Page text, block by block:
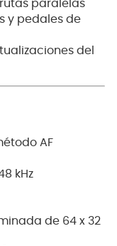
paralelas
y pedales de
del
AF
kHz
de 64 x 32